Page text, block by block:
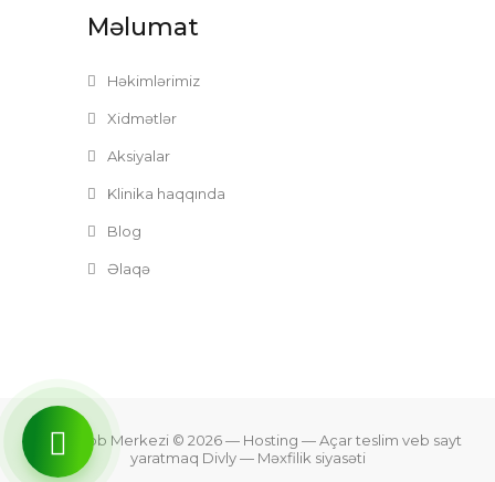
Məlumat
Həkimlərimiz
Xidmətlər
Aksiyalar
Klinika haqqında
Blog
Əlaqə
Zefer Tibb Merkezi © 2026— Hosting —Açar teslim veb sayt
yaratmaq Divly— Məxfilik siyasəti